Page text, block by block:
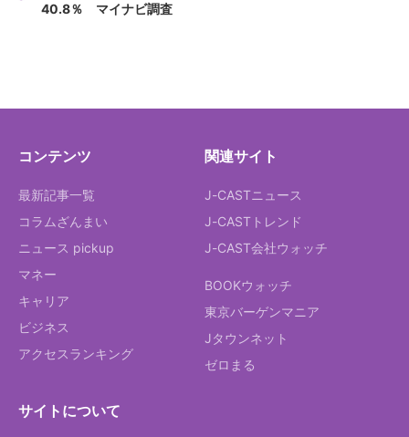
40.8％ マイナビ調査
コンテンツ
最新記事一覧
コラムざんまい
ニュース pickup
マネー
キャリア
ビジネス
アクセスランキング
関連サイト
J-CASTニュース
J-CASTトレンド
J-CAST会社ウォッチ
BOOKウォッチ
東京バーゲンマニア
Jタウンネット
ゼロまる
サイトについて